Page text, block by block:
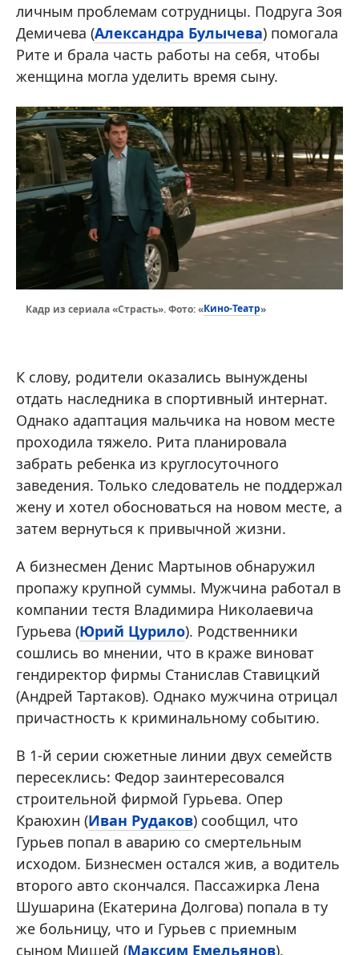
личным проблемам сотрудницы. Подруга Зоя
Демичева (Александра Булычева) помогала
Рите и брала часть работы на себя, чтобы
женщина могла уделить время сыну.
Кадр из сериала «Страсть». Фото: «Кино-Театр»
К слову, родители оказались вынуждены
отдать наследника в спортивный интернат.
Однако адаптация мальчика на новом месте
проходила тяжело. Рита планировала
забрать ребенка из круглосуточного
заведения. Только следователь не поддержал
жену и хотел обосноваться на новом месте, а
затем вернуться к привычной жизни.
А бизнесмен Денис Мартынов обнаружил
пропажу крупной суммы. Мужчина работал в
компании тестя Владимира Николаевича
Гурьева (Юрий Цурило). Родственники
сошлись во мнении, что в краже виноват
гендиректор фирмы Станислав Ставицкий
(Андрей Тартаков). Однако мужчина отрицал
причастность к криминальному событию.
В 1-й серии сюжетные линии двух семейств
пересеклись: Федор заинтересовался
строительной фирмой Гурьева. Опер
Краюхин (Иван Рудаков) сообщил, что
Гурьев попал в аварию со смертельным
исходом. Бизнесмен остался жив, а водитель
второго авто скончался. Пассажирка Лена
Шушарина (Екатерина Долгова) попала в ту
же больницу, что и Гурьев с приемным
сыном Мишей (Максим Емельянов).